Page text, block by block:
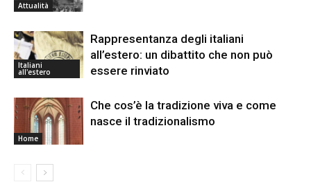
Attualità
Italiani
all'estero
Rappresentanza degli italiani
all’estero: un dibattito che non può
essere rinviato
Home
Che cos’è la tradizione viva e come
nasce il tradizionalismo